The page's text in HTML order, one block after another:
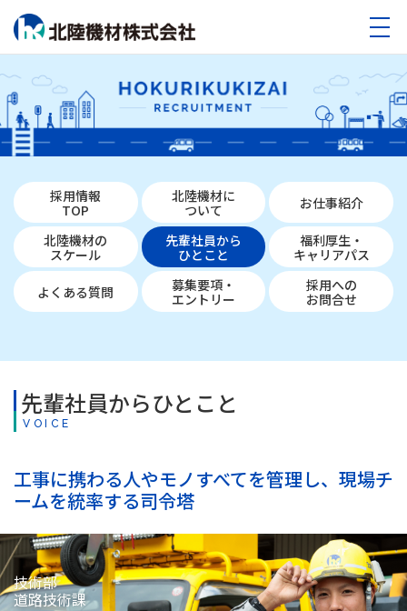
採用情報
TOP
北陸機材に
ついて
お仕事紹介
北陸機材の
スケール
先輩社員から
ひとこと
福利厚生・
キャリアパス
よくある質問
募集要項・
エントリー
採用への
お問合せ
先輩社員からひとこと
VOICE
工事に携わる人やモノすべてを管理し、 現場チ
ームを統率する司令塔
技術部
道路技術課